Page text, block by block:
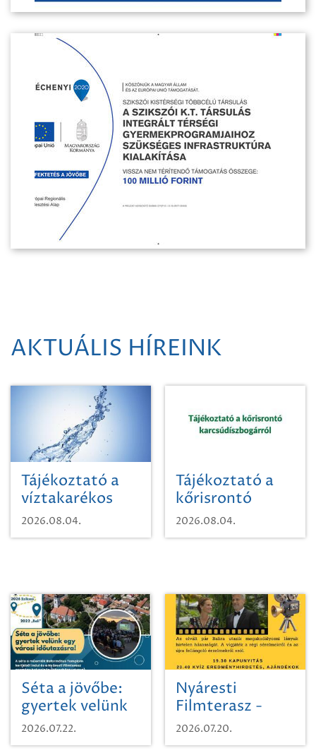
AKTUÁLIS HÍREINK
Tájékoztató a
víztakarékos
vízhasználatról
2026.08.04.
Tájékoztató a
kőrisrontó
karcsúdíszbogárról
2026.08.04.
Séta a jövőbe:
gyertek velünk
egy városi
időutazásra!
2026.07.22.
Nyáresti
Filmterasz -
Beugró a
Paradicsomba
2026.07.20.